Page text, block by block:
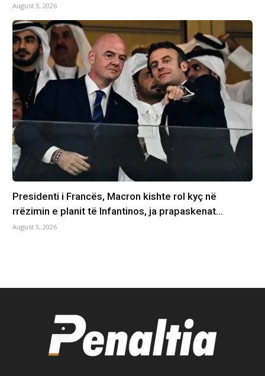
August 3, 2026
Presidenti i Francës, Macron kishte rol kyç në
rrëzimin e planit të Infantinos, ja prapaskenat…
August 3, 2026